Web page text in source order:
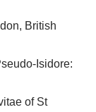
British
Isidore:
of St